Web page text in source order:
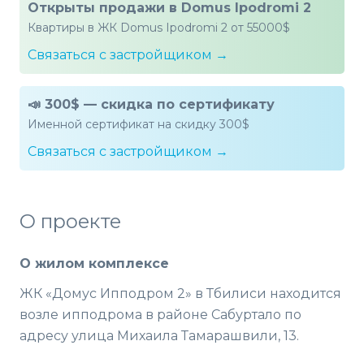
Открыты продажи в Domus Ipodromi 2
Квартиры в ЖК Domus Ipodromi 2 от 55000$
Связаться с застройщиком →
📣 300$ — скидка по сертификату
Именной сертификат на скидку 300$
Связаться с застройщиком →
О проекте
О жилом комплексе
ЖК «Домус Ипподром 2» в Тбилиси находится
возле ипподрома в районе Сабуртало по
адресу улица Михаила Тамарашвили, 13.